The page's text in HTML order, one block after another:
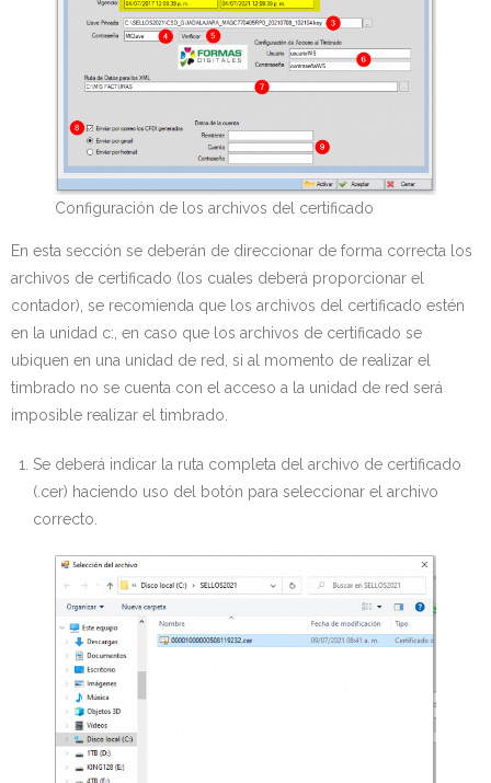
Configuración de los archivos del certificado
En esta sección se deberán de direccionar de forma correcta los
archivos de certificado (los cuales deberá proporcionar el
contador), se recomienda que los archivos del certificado estén
en la unidad c:, en caso que los archivos de certificado se
ubiquen en una unidad de red, si al momento de realizar el
timbrado no se cuenta con el acceso a la unidad de red será
imposible realizar el timbrado.
Se deberá indicar la ruta completa del archivo de certificado
(.cer) haciendo uso del botón para seleccionar el archivo
correcto.